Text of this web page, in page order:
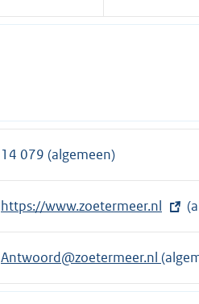
14 079 (algemeen)
E
x
t
r
https://www.zoetermeer.nl
Antwoord@zoetermeer.nl